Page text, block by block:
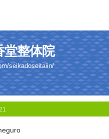
堂整体院
seikadoseitaiin/